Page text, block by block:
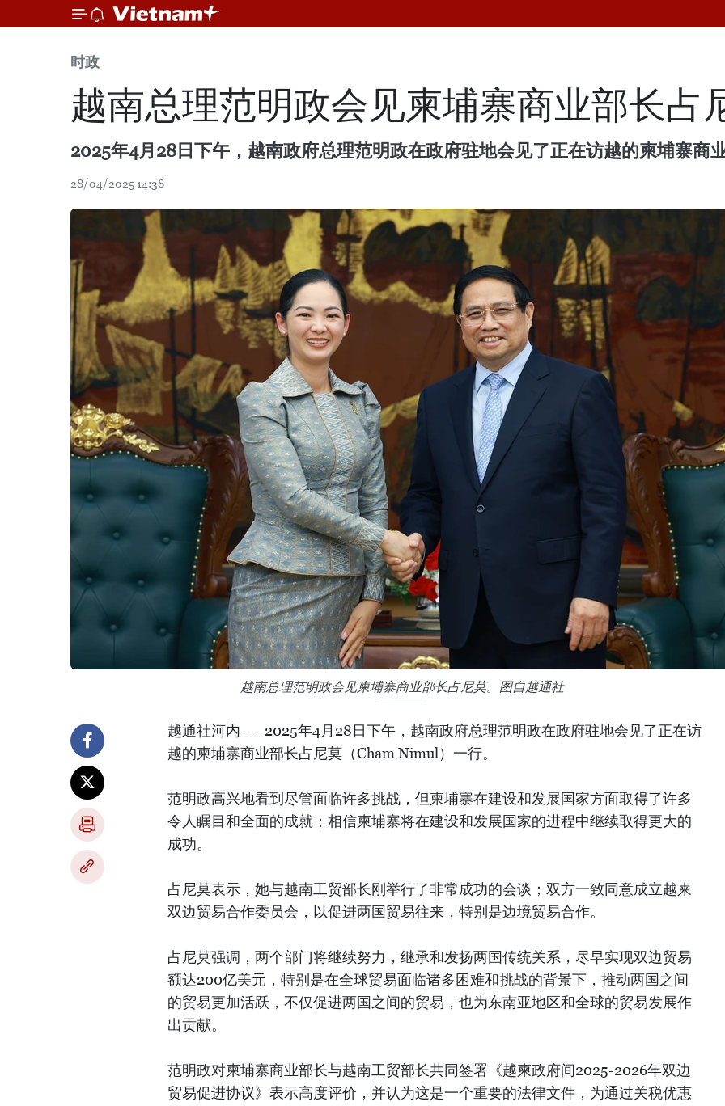
时政
越南总理范明政会见柬埔寨商业部长占
2025年4月28日下午，越南政府总理范明政在政府驻地会见了正在访越的柬埔寨商
28/04/2025 14:38
越南总理范明政会见柬埔寨商业部长占尼莫。图自越通社
越通社河内——2025年4月28日下午，越南政府总理范明政在政府驻地会见了正在访
越的柬埔寨商业部长占尼莫（Cham Nimul）一行。
范明政高兴地看到尽管面临许多挑战，但柬埔寨在建设和发展国家方面取得了许多
令人瞩目和全面的成就；相信柬埔寨将在建设和发展国家的进程中继续取得更大的
成功。
占尼莫表示，她与越南工贸部长刚举行了非常成功的会谈；双方一致同意成立越柬
双边贸易合作委员会，以促进两国贸易往来，特别是边境贸易合作。
占尼莫强调，两个部门将继续努力，继承和发扬两国传统关系，尽早实现双边贸易
额达200亿美元，特别是在全球贸易面临诸多困难和挑战的背景下，推动两国之间
的贸易更加活跃，不仅促进两国之间的贸易，也为东南亚地区和全球的贸易发展作
出贡献。
范明政对柬埔寨商业部长与越南工贸部长共同签署《越柬政府间2025-2026年双边
贸易促进协议》表示高度评价，并认为这是一个重要的法律文件，为通过关税优惠